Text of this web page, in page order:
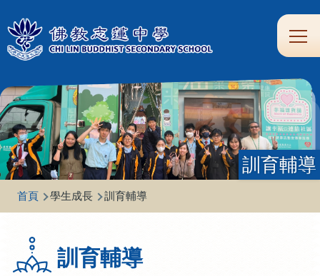
Main
生
涯
劃
家
校
作
校
友
區
圖
書
園
道
訓育輔導
導
航
連
結
首頁 學生成長 訓育輔導
訓育輔導